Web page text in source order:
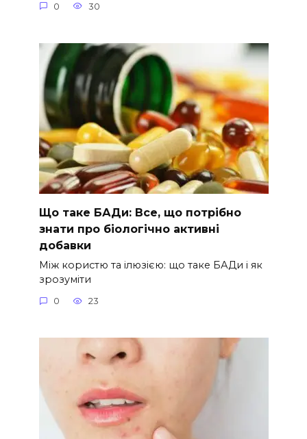
0 30
Що таке БАДи: Все, що потрібно
знати про біологічно активні
добавки
Між користю та ілюзією: що таке БАДи і як
зрозуміти
0 23